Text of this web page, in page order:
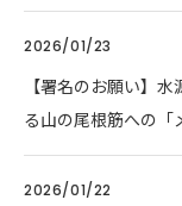
2026/01/23
【署名のお願い】
る山の尾根筋への「
2026/01/22